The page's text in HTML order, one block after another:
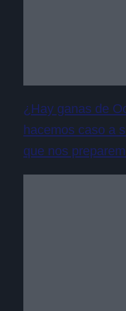
¿Hay ganas de
hacemos caso a
que nos